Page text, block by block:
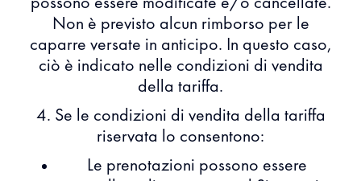
Non è previsto alcun rimborso per le
caparre versate in anticipo. In questo caso,
ciò è indicato nelle condizioni di vendita
della tariffa.
4. Se le condizioni di vendita della tariffa
riservata lo consentono:
Le prenotazioni possono essere